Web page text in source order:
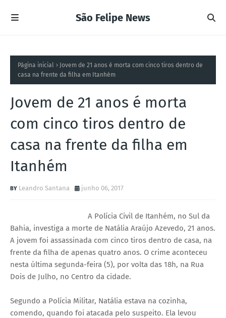
São Felipe News
Página inicial
Jovem de 21 anos é morta com cinco tiros dentro de
casa na frente da filha em Itanhém
Jovem de 21 anos é morta
com cinco tiros dentro de
casa na frente da filha em
Itanhém
Leandro Santana junho 06, 2017
A Polícia Civil de Itanhém, no Sul da
Bahia, investiga a morte de Natália Araújo Azevedo, 21 anos.
A jovem foi assassinada com cinco tiros dentro de casa, na
frente da filha de apenas quatro anos. O crime aconteceu
nesta última segunda-feira (5), por volta das 18h, na Rua
Dois de Julho, no Centro da cidade.
Segundo a Polícia Militar, Natália estava na cozinha,
comendo, quando foi atacada pelo suspeito. Ela levou